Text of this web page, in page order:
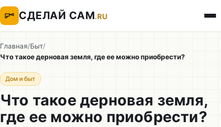
СДЕЛАЙ САМ.RU
Главная/Быт/
Что такое дерновая земля, где ее можно приобрести?
Дом и быт
Что такое дерновая земля,
где ее можно приобрести?